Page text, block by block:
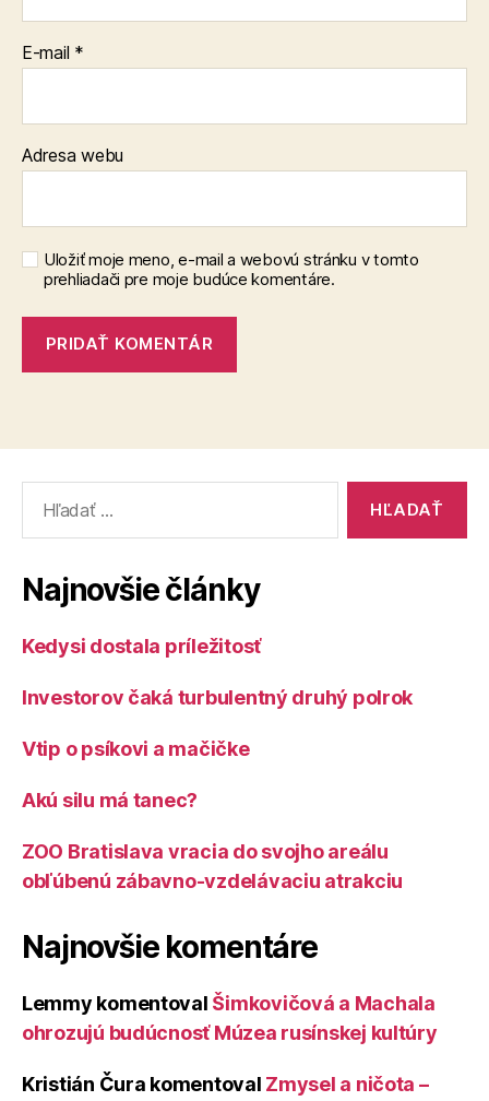
E-mail *
Adresa webu
Uložiť moje meno, e-mail a webovú stránku v tomto
prehliadači pre moje budúce komentáre.
Najnovšie články
Kedysi dostala príležitosť
Investorov čaká turbulentný druhý polrok
Vtip o psíkovi a mačičke
Akú silu má tanec?
ZOO Bratislava vracia do svojho areálu
obľúbenú zábavno-vzdelávaciu atrakciu
Najnovšie komentáre
Lemmy komentoval Šimkovičová a Machala
ohrozujú budúcnosť Múzea rusínskej kultúry
Kristián Čura komentoval Zmysel a ničota –